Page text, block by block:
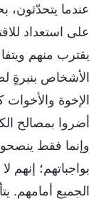
عندما يتحدّثون،
على استعداد
يقترب منهم
الأشخاص بنبرةٍ
الإخوة والأخوات
أضروا بمصالح
وإنما فقط
بواجباتهم؛
الجميع أمامهم.